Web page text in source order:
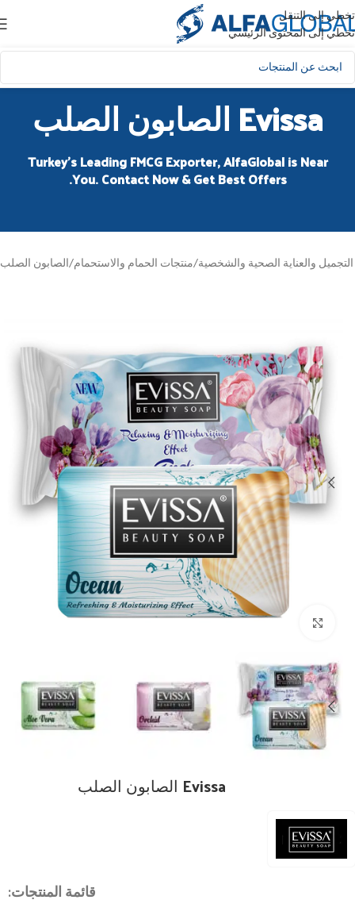
تخطي إلى التنقل
تخطي إلى المحتوى الرئيسي
Evissa الصابون الصلب
Turkey’s Leading FMCG Exporter, AlfaGlobal is Near
You. Contact Now & Get Best Offers.
والعناية الصحية والشخصية/منتجات الحمام والاستحمام/الصابون الصلب
انقر للتكبير
Evissa الصابون الصلب
قائمة المنتجات: